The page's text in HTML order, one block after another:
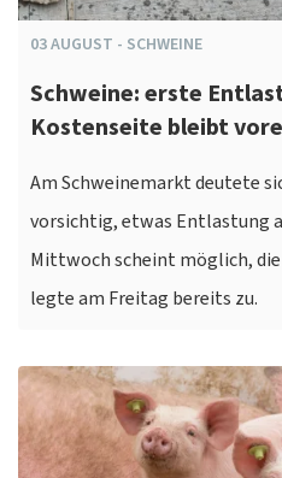
03AUGUST - SCHWEINE
Schweine: erste
Kostenseite bleibt
Am Schweinemarkt deutete
vorsichtig, etwas Entlastung
Mittwoch scheint möglich,
legte am Freitag bereits zu.